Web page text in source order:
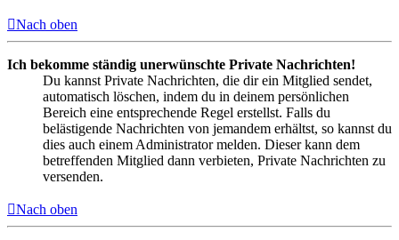
Nach oben
Ich bekomme ständig unerwünschte Private Nachrichten!
Du kannst Private Nachrichten, die dir ein Mitglied sendet,
automatisch löschen, indem du in deinem persönlichen
Bereich eine entsprechende Regel erstellst. Falls du
belästigende Nachrichten von jemandem erhältst, so kannst du
dies auch einem Administrator melden. Dieser kann dem
betreffenden Mitglied dann verbieten, Private Nachrichten zu
versenden.
Nach oben